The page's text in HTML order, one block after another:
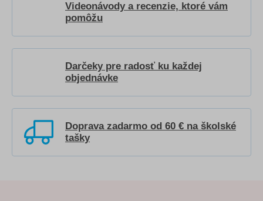
Videonávody a recenzie, ktoré vám
pomôžu
Darčeky pre radosť ku každej
objednávke
Doprava zadarmo od 60 € na školské
tašky